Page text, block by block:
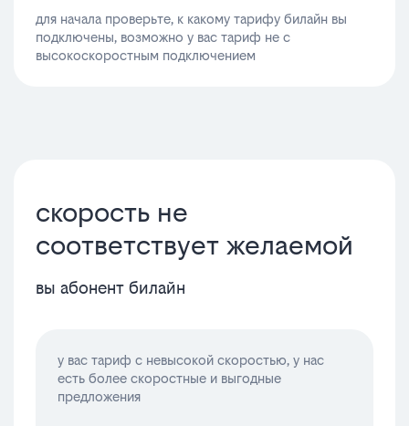
для начала проверьте, к какому тарифу билайн вы
подключены, возможно у вас тариф не с
высокоскоростным подключением
скорость не
соответствует желаемой
вы абонент билайн
у вас тариф с невысокой скоростью, у нас
есть более скоростные и выгодные
предложения